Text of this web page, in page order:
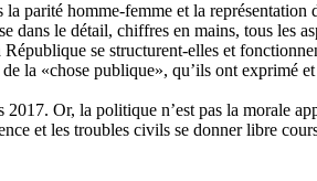
parité homme-femme et la représentation
dans le détail, chiffres en mains, tous les
se structurent-elles et
la «chose publique», qu’ils ont exprimé
Or, la politique n’est pas la morale
et les troubles civils se donner libre